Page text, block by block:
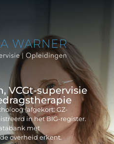
VCGt-supervisie
(afgekort: GZ-
in het BIG-register.
met
overheid erkent.